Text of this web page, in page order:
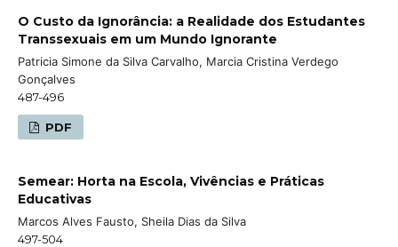
O Custo da Ignorância: a Realidade dos Estudantes
Transsexuais em um Mundo Ignorante
Patricia Simone da Silva Carvalho, Marcia Cristina Verdego
Gonçalves
487-496
PDF
Semear: Horta na Escola, Vivências e Práticas
Educativas
Marcos Alves Fausto, Sheila Dias da Silva
497-504